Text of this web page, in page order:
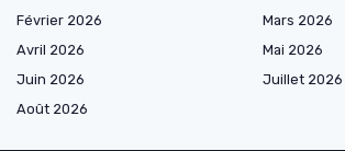
Février 2026
Mars 2026
Avril 2026
Mai 2026
Juin 2026
Juillet 2026
Août 2026